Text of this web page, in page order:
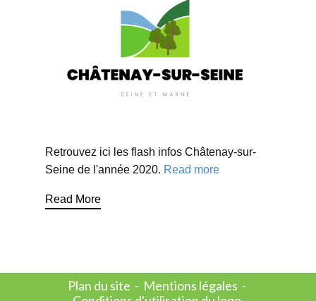
Retrouvez ici les flash infos Châtenay-sur-
Seine de l'année 2020. Read more
Read More
Plan du site - Mentions légales -